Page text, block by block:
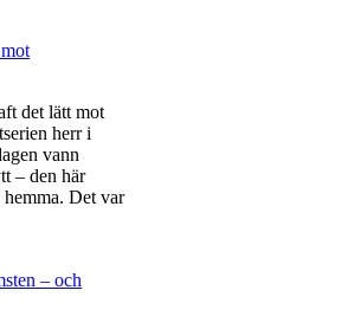
det lätt mot
herr i
vann
– den här
hemma. Det var
– och